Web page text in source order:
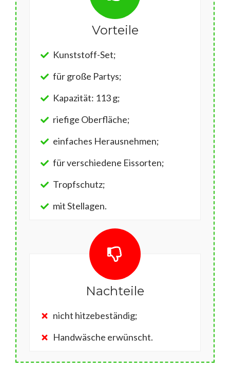
Vorteile
Kunststoff-Set;
für große Partys;
Kapazität: 113 g;
riefige Oberfläche;
einfaches Herausnehmen;
für verschiedene Eissorten;
Tropfschutz;
mit Stellagen.
Nachteile
nicht hitzebeständig;
Handwäsche erwünscht.